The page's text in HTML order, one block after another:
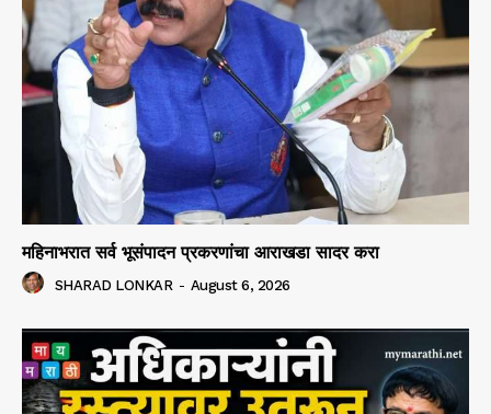
महिनाभरात सर्व भूसंपादन प्रकरणांचा आराखडा सादर करा
SHARAD LONKAR - August 6, 2026